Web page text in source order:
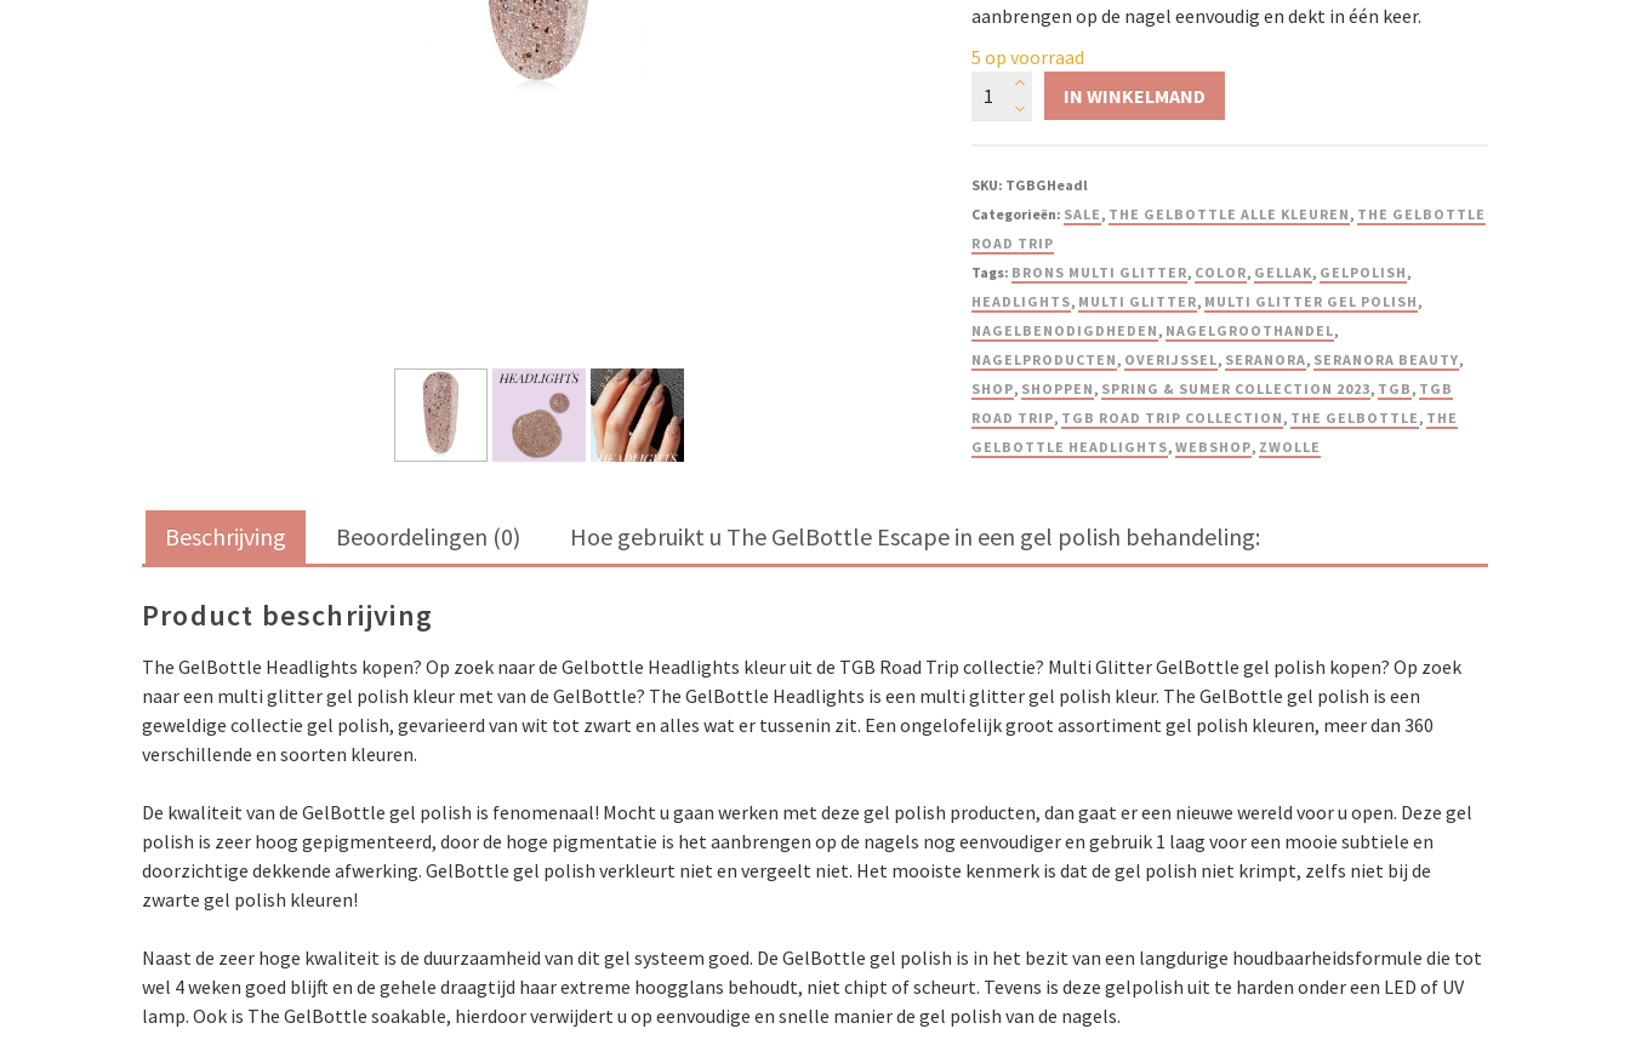
aanbrengen op de nagel eenvoudig en dekt in één keer.
5 op voorraad
IN WINKELMAND
SKU: TGBGHeadl
Categorieën: SALE, THE GELBOTTLE ALLE KLEUREN, THE GELBOTTLE
ROAD TRIP
Tags: BRONS MULTI GLITTER, COLOR, GELLAK, GELPOLISH,
HEADLIGHTS, MULTI GLITTER, MULTI GLITTER GEL POLISH,
NAGELBENODIGDHEDEN, NAGELGROOTHANDEL,
NAGELPRODUCTEN, OVERIJSSEL, SERANORA, SERANORA BEAUTY,
SHOP, SHOPPEN, SPRING & SUMER COLLECTION 2023, TGB, TGB
ROAD TRIP, TGB ROAD TRIP COLLECTION, THE GELBOTTLE, THE
GELBOTTLE HEADLIGHTS, WEBSHOP, ZWOLLE
Beschrijving Beoordelingen (0) Hoe gebruikt u The GelBottle Escape in een gel polish behandeling:
Product beschrijving
The GelBottle Headlights kopen? Op zoek naar de Gelbottle Headlights kleur uit de TGB Road Trip collectie? Multi Glitter GelBottle gel polish kopen? Op zoek
naar een multi glitter gel polish kleur met van de GelBottle? The GelBottle Headlights is een multi glitter gel polish kleur. The GelBottle gel polish is een
geweldige collectie gel polish, gevarieerd van wit tot zwart en alles wat er tussenin zit. Een ongelofelijk groot assortiment gel polish kleuren, meer dan 360
verschillende en soorten kleuren.
De kwaliteit van de GelBottle gel polish is fenomenaal! Mocht u gaan werken met deze gel polish producten, dan gaat er een nieuwe wereld voor u open. Deze gel
polish is zeer hoog gepigmenteerd, door de hoge pigmentatie is het aanbrengen op de nagels nog eenvoudiger en gebruik 1 laag voor een mooie subtiele en
doorzichtige dekkende afwerking. GelBottle gel polish verkleurt niet en vergeelt niet. Het mooiste kenmerk is dat de gel polish niet krimpt, zelfs niet bij de
zwarte gel polish kleuren!
Naast de zeer hoge kwaliteit is de duurzaamheid van dit gel systeem goed. De GelBottle gel polish is in het bezit van een langdurige houdbaarheidsformule die tot
wel 4 weken goed blijft en de gehele draagtijd haar extreme hoogglans behoudt, niet chipt of scheurt. Tevens is deze gelpolish uit te harden onder een LED of UV
lamp. Ook is The GelBottle soakable, hierdoor verwijdert u op eenvoudige en snelle manier de gel polish van de nagels.